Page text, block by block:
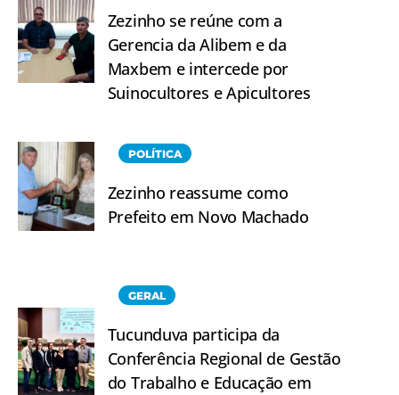
Zezinho se reúne com a
Gerencia da Alibem e da
Maxbem e intercede por
Suinocultores e Apicultores
POLÍTICA
Zezinho reassume como
Prefeito em Novo Machado
GERAL
Tucunduva participa da
Conferência Regional de Gestão
do Trabalho e Educação em